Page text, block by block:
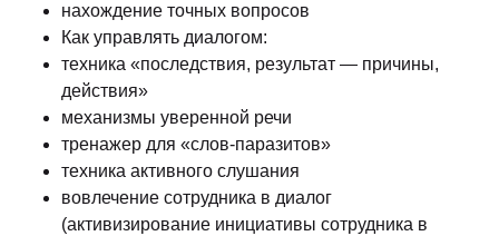
нахождение точных вопросов
Как управлять диалогом:
техника «последствия, результат — причины,
действия»
механизмы уверенной речи
тренажер для «слов-паразитов»
техника активного слушания
вовлечение сотрудника в диалог
(активизирование инициативы сотрудника в